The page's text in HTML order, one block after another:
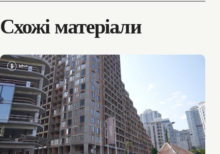
Схожі матеріали